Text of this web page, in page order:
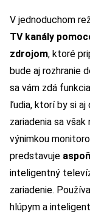
V jednoduchom
TV kanály
zdrojom, ktoré
bude aj rozhranie
sa vám zdá
ľudia, ktorí by si
zariadenia sa
výnimkou
predstavuje
inteligentný
zariadenie.
hlúpym a